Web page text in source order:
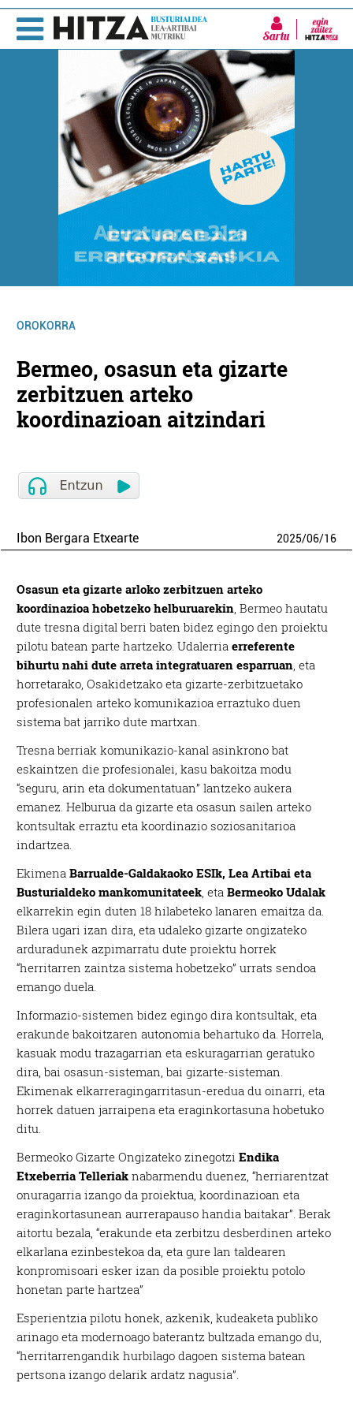
Sartu
OROKORRA
Bermeo, osasun eta gizarte
zerbitzuen arteko
koordinazioan aitzindari
Ibon Bergara Etxearte 2025/06/16
Osasun eta gizarte arloko zerbitzuen arteko
koordinazioa hobetzeko helburuarekin, Bermeo hautatu
dute tresna digital berri baten bidez egingo den proiektu
pilotu batean parte hartzeko. Udalerriaerreferente
bihurtu nahi dute arreta integratuaren esparruan, eta
horretarako, Osakidetzako eta gizarte-zerbitzuetako
profesionalen arteko komunikazioa erraztuko duen
sistema bat jarriko dute martxan.
Tresna berriak komunikazio-kanal asinkrono bat
eskaintzen die profesionalei, kasu bakoitza modu
“seguru, arin eta dokumentatuan” lantzeko aukera
emanez. Helburua da gizarte eta osasun sailen arteko
kontsultak erraztu eta koordinazio soziosanitarioa
indartzea.
EkimenaBarrualde-Galdakaoko ESIk, Lea Artibai eta
Busturialdeko mankomunitateek, eta Bermeoko Udalak
elkarrekin egin duten 18 hilabeteko lanaren emaitza da.
Bilera ugari izan dira, eta udaleko gizarte ongizateko
arduradunek azpimarratu dute proiektu horrek
“herritarren zaintza sistema hobetzeko” urrats sendoa
emango duela.
Informazio-sistemen bidez egingo dira kontsultak, eta
erakunde bakoitzaren autonomia behartuko da. Horrela,
kasuak modu trazagarrian eta eskuragarrian geratuko
dira, bai osasun-sisteman, bai gizarte-sisteman.
Ekimenak elkarreragingarritasun-eredua du oinarri, eta
horrek datuen jarraipena eta eraginkortasuna hobetuko
ditu.
Bermeoko Gizarte Ongizateko zinegotziEndika
Etxeberria Telleriak nabarmendu duenez, “herriarentzat
onuragarria izango da proiektua, koordinazioan eta
eraginkortasunean aurrerapauso handia baitakar”. Berak
aitortu bezala, “erakunde eta zerbitzu desberdinen arteko
elkarlana ezinbestekoa da, eta gure lan taldearen
konpromisoari esker izan da posible proiektu potolo
honetan parte hartzea”
Esperientzia pilotu honek, azkenik, kudeaketa publiko
arinago eta modernoago baterantz bultzada emango du,
“herritarrengandik hurbilago dagoen sistema batean
pertsona izango delarik ardatz nagusia”.